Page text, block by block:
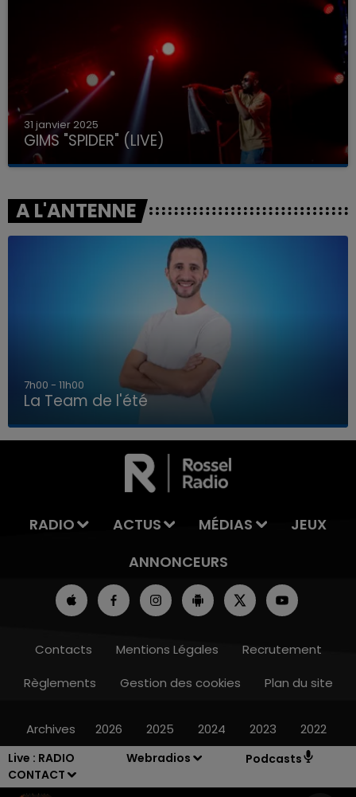
Live : RADIO
CONTACT
Webradios Podcasts
LA TEAM DE L'ÉTÉ
31 janvier 2025
GIMS "SPIDER" (LIVE)
A L'ANTENNE
7h00 - 11h00
La Team de l'été
RADIO ACTUS MÉDIAS
JEUX
ANNONCEURS
Contacts Mentions Légales
Recrutement
Règlements
Gestion des cookies Plan du site
Archives 2026 2025 2024 2023 2022